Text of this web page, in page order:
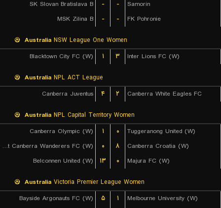
SK Slovan Bratislava B
- -
Samorin
MSK Zilina B
- - FK Pohronie
Australia NSW League One Women
Blacktown City FC (W)
۱ ۳ Inter Lions FC (W)
Australia NPL ACT League
Canberra Juventus
۴ ۲ Canberra White Eagles FC
Australia NPL Capital Territory Women
Canberra Olympic (W)
۱ ۰
Tuggeranong United (W)
West Canberra Wanderers FC (W)
۰ ۸
Canberra Croatia (W)
Belconnen United (W)
۱۳ ۰ Majura FC (W)
Australia Victoria Premier League Women
Bayside Argonauts FC (W)
۵ ۱
Melbourne University (W)